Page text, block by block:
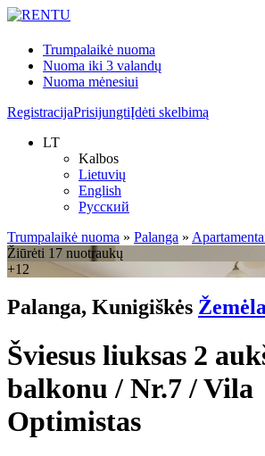
Trumpalaikė nuoma
Nuoma iki 3 valandų
Nuoma mėnesiui
RegistracijaPrisijungtiĮdėti skelbimą
LT
Kalbos
Lietuvių
English
Русский
Trumpalaikė nuoma » Palanga »
Žiūrėti 17 nuotraukų
+12
Palanga, Kunigiškės
Šviesus liuksas 2
balkonu / Nr.7 / Vila
Optimistas